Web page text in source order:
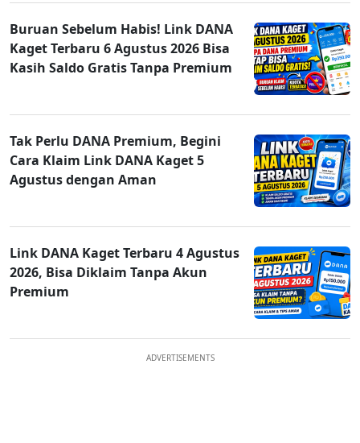
Buruan Sebelum Habis! Link DANA
Kaget Terbaru 6 Agustus 2026 Bisa
Kasih Saldo Gratis Tanpa Premium
Tak Perlu DANA Premium, Begini
Cara Klaim Link DANA Kaget 5
Agustus dengan Aman
Link DANA Kaget Terbaru 4 Agustus
2026, Bisa Diklaim Tanpa Akun
Premium
ADVERTISEMENTS